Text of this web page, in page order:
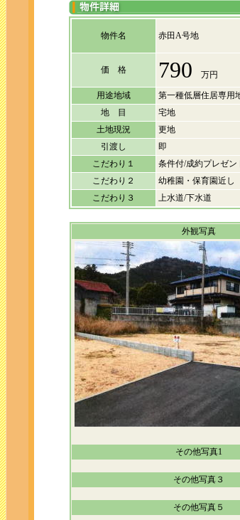
物件名 赤田A号地
価 格 790 万円
用途地域
第一種低層住居専用
地 目
宅地
土地現況
更地
引渡し
即
こだわり１
条件付/成約プレゼン
こだわり２
幼稚園・保育園近し
こだわり３
上水道/下水道
外観写真
その他写真1
その他写真３
その他写真５